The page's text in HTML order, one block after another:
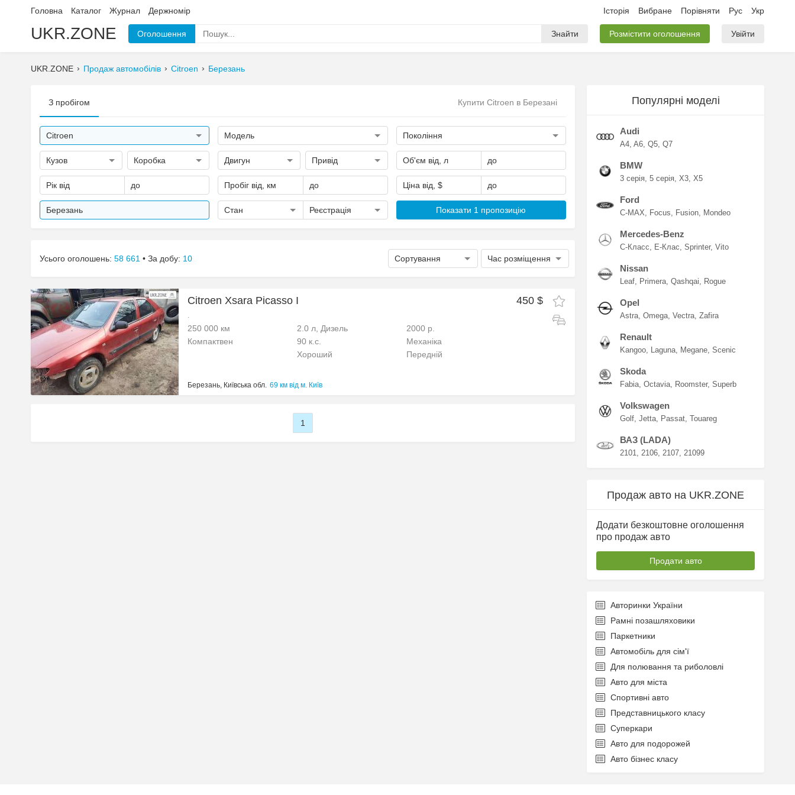
Головна Каталог Журнал Держномір Історія Вибране Порівняти Рус Укр
UKR.ZONE Оголошення Знайти Розмістити оголошення Увійти
UKR.ZONE Продаж автомобілів Citroen Березань
З пробігом Купити Citroen в Березані
Citroen Модель Покоління
Кузов Коробка Двигун Привід Об'єм від, л до
Рік від до Пробіг від, км до Ціна від, $ до
Березань Стан Реєстрація Показати 1 пропозицію
Усього оголошень: 58 661 • За добу: 10 Сортування Час розміщення
Citroen Xsara Picasso I 450 $
.
250 000 км 2.0 л, Дизель
2000 р.
Компактвен
90 к.с.
Механіка
Хороший
Передній
Березань, Київська обл. 69 км від м. Київ
1
Популярні моделі
Audi
A4 A6 Q5 Q7
BMW
3 серія 5 серія X3 X5
Ford
C-MAX Focus Fusion Mondeo
Mercedes-Benz
C-Класс E-Клас Sprinter Vito
Nissan
Leaf Primera Qashqai Rogue
Opel
Astra Omega Vectra Zafira
Renault
Kangoo Laguna Megane Scenic
Skoda
Fabia Octavia Roomster Superb
Volkswagen
Golf Jetta Passat Touareg
ВАЗ (LADA)
2101 2106 2107 21099
Продаж авто на UKR.ZONE
Додати безкоштовне оголошення
про продаж авто
Продати авто
Авторинки України
Рамні позашляховики
Паркетники
Автомобіль для сім'ї
Для полювання та риболовлі
Авто для міста
Спортивні авто
Представницького класу
Суперкари
Авто для подорожей
Авто бізнес класу